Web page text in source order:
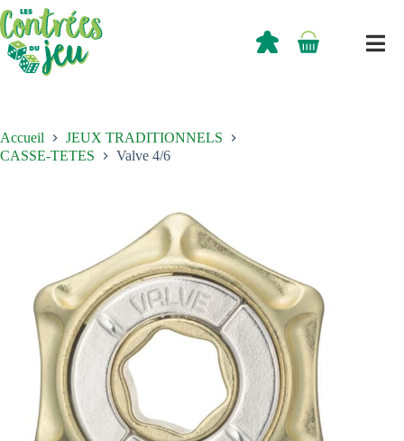
Passer
au
contenu
Panier
0,00
Accueil
JEUX TRADITIONNELS
CASSE-TETES
Valve 4/6